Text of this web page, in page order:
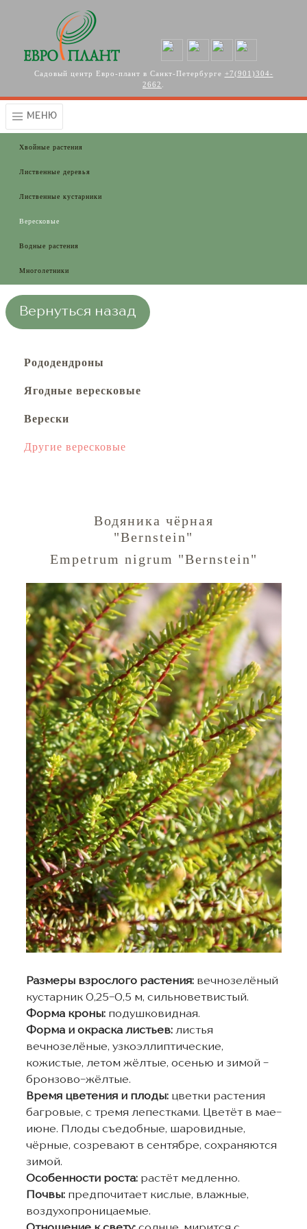
Садовый центр Евро-плант в Санкт-Петербурге +7(901)304-
2662
МЕНЮ
Хвойные растения
Лиственные деревья
Лиственные кустарники
Вересковые
Водные растения
Многолетники
Вернуться назад
Рододендроны
Ягодные вересковые
Верески
Другие вересковые
Водяника чёрная
"Bernstein"
Empetrum nigrum "Bernstein"
Размеры взрослого растения:вечнозелёный
кустарник 0,25-0,5 м, сильноветвистый.
Форма кроны: подушковидная.
Форма и окраска листьев: листья
вечнозелёные, узкоэллиптические,
кожистые, летом жёлтые, осенью и зимой -
бронзово-жёлтые.
Время цветения и плоды: цветки растения
багровые, с тремя лепестками. Цветёт в мае-
июне. Плоды съедобные, шаровидные,
чёрные, созревают в сентябре, сохраняются
зимой.
Особенности роста: растёт медленно.
Почвы: предпочитает кислые, влажные,
воздухопроницаемые.